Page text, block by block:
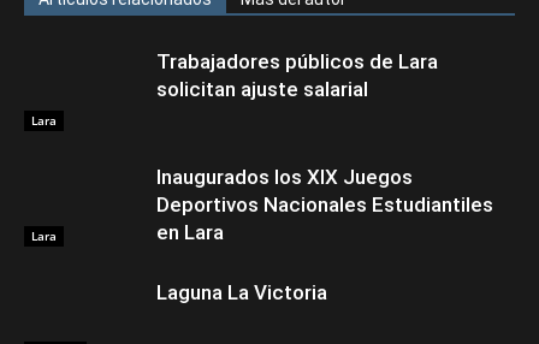
Lara
Trabajadores públicos de Lara
solicitan ajuste salarial
Lara
Inaugurados los XIX Juegos
Deportivos Nacionales Estudiantiles
en Lara
Laguna La Victoria